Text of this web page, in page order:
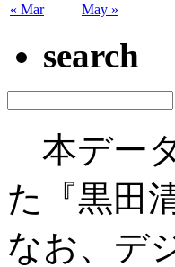
« Mar May »
search
本デー
た『黒田
なお、デ